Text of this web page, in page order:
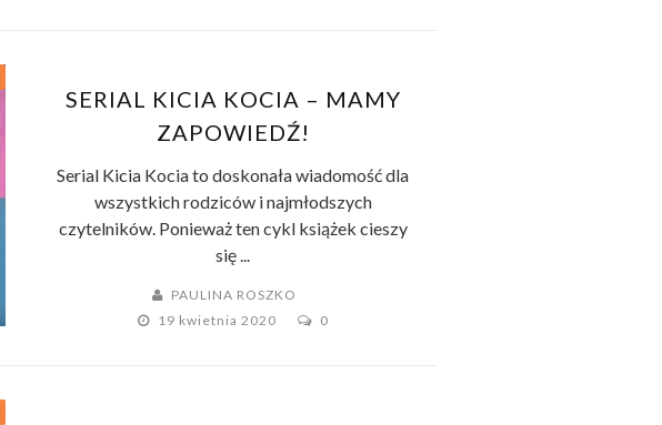
SERIAL KICIA KOCIA – MAMY
ZAPOWIEDŹ!
Serial Kicia Kocia to doskonała wiadomość dla
wszystkich rodziców i najmłodszych
czytelników. Ponieważ ten cykl książek cieszy
się ...
PAULINA ROSZKO
19 kwietnia 2020
0